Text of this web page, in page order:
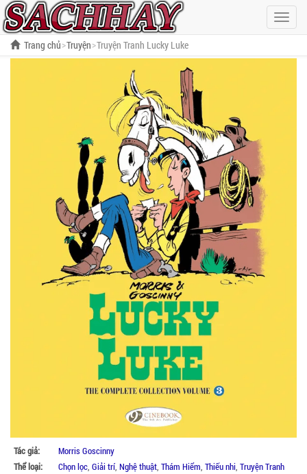
Hiện
menu
Trang chủ Truyện Truyện Tranh Lucky Luke
Tác giả:
Morris Goscinny
Thể loại:
Chọn lọc, Giải trí, Nghệ thuật, Thám Hiểm, Thiếu nhi, Truyện Tranh